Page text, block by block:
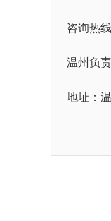
咨询热
温州负
地址：